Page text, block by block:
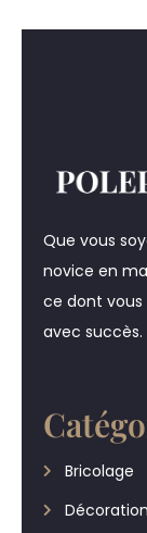
Que vous
novice en
ce dont vous
avec succès.
Bricolage